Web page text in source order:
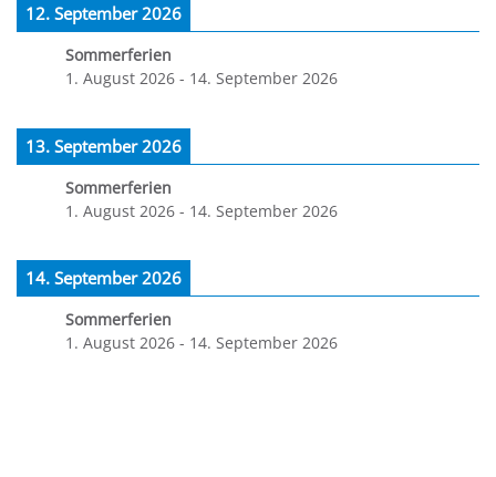
12. September 2026
Sommerferien
1. August 2026 - 14. September 2026
13. September 2026
Sommerferien
1. August 2026 - 14. September 2026
14. September 2026
Sommerferien
1. August 2026 - 14. September 2026